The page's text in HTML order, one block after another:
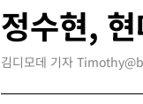
정수현,
김디모데 기자